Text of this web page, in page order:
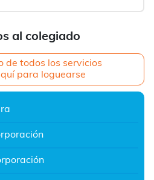
al colegiado
de todos los servicios
para loguearse